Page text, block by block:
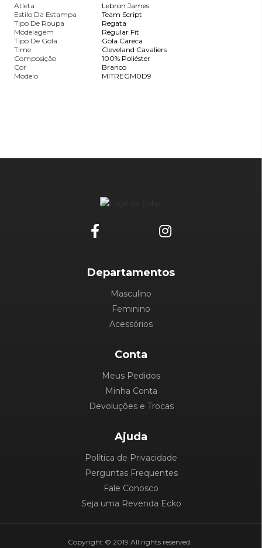
Atleta
Lebron James
Estilo Da Estampa
Team Script
Tipo De Roupa
Regata
Modelagem
Regular Fit
Tipo De Gola
Gola Careca
Time
Cleveland Cavaliers
Composição
100% Poliéster
Cor
Branco
Modelo
MITREGM0D9
Departamentos
Masculino
Feminino
Acessórios
Conta
Meus Pedidos
Minha Conta
Devoluções e Trocas
Ajuda
Política de Privacidade
Perguntas Frequentes
Fale Conosco
Seja uma Revenda Ecko
Copyright © 2019 All rights reserved.